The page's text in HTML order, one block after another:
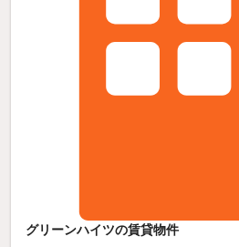
グリーンハイツの賃貸物件